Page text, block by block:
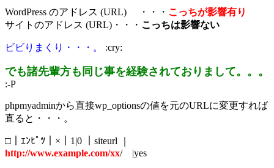
WordPress のアドレス (URL) ・・・ こっちが影響有り
サイトのアドレス (URL)・・・ こっちは影響ない
ビビりまくり・・・。 :cry:
でも諸先輩方も同じ事を経験されておりまして。。。
:-P
phpmyadminから直接wp_optionsの値を元のURLに変更すれば
直ると・・・。
□｜ｴﾝﾋﾟﾂ｜×｜1|0 ｜siteurl ｜
http://www.example.com/xx/ |yes